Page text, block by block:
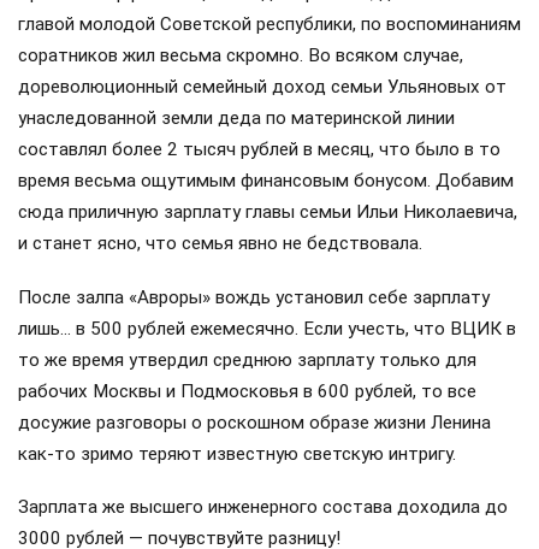
главой молодой Советской республики, по воспоминаниям
соратников жил весьма скромно. Во всяком случае,
дореволюционный семейный доход семьи Ульяновых от
унаследованной земли деда по материнской линии
составлял более 2 тысяч рублей в месяц, что было в то
время весьма ощутимым финансовым бонусом. Добавим
сюда приличную зарплату главы семьи Ильи Николаевича,
и станет ясно, что семья явно не бедствовала.
После залпа «Авроры» вождь установил себе зарплату
лишь… в 500 рублей ежемесячно. Если учесть, что ВЦИК в
то же время утвердил среднюю зарплату только для
рабочих Москвы и Подмосковья в 600 рублей, то все
досужие разговоры о роскошном образе жизни Ленина
как-то зримо теряют известную светскую интригу.
Зарплата же высшего инженерного состава доходила до
3000 рублей — почувствуйте разницу!